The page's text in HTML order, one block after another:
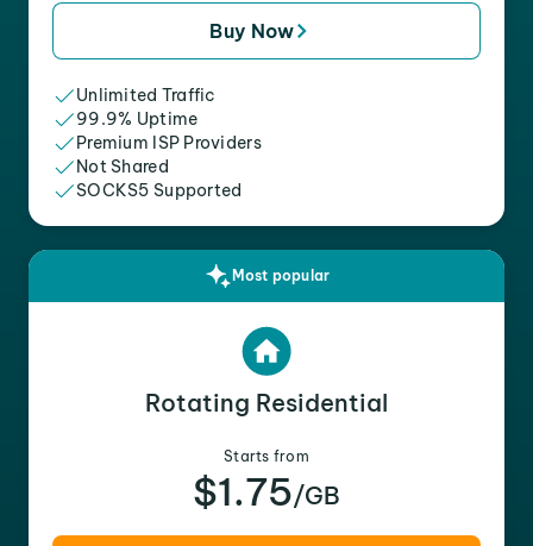
Buy Now
Unlimited Traffic
99.9% Uptime
Premium ISP Providers
Not Shared
SOCKS5 Supported
Most popular
Rotating Residential
Starts from
$1.75/GB